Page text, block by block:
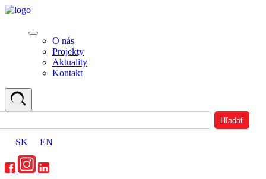
O nás
Projekty
Aktuality
Kontakt
SK EN